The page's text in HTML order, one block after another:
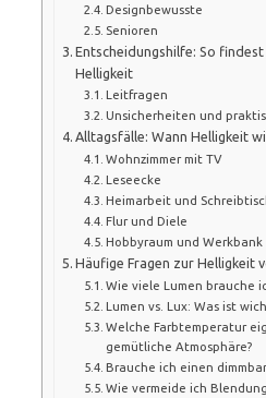
Designbewusste
Senioren
Entscheidungshilfe: So
Helligkeit
Leitfragen
Unsicherheiten und
Alltagsfälle: Wann Helligkeit
Wohnzimmer mit TV
Leseecke
Heimarbeit und
Flur und Diele
Hobbyraum und Werkbank
Häufige Fragen zur Helligkeit
Wie viele Lumen brauche
Lumen vs. Lux: Was ist
Welche Farbtemperatur
gemütliche Atmosphäre?
Brauche ich einen
Wie vermeide ich